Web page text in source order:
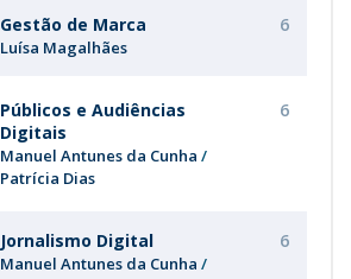
Gestão de Marca
Luísa Magalhães
6
Públicos e Audiências
Digitais
Manuel Antunes da Cunha
Patrícia Dias
6
Jornalismo Digital
Manuel Antunes da Cunha
6